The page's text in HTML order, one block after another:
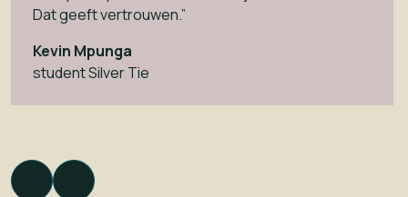
Dat geeft vertrouwen.”
Kevin Mpunga
student Silver Tie